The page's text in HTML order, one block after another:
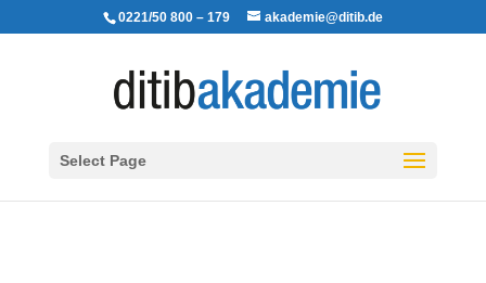
0221/50 800 – 179 akademie@ditib.de
Select Page